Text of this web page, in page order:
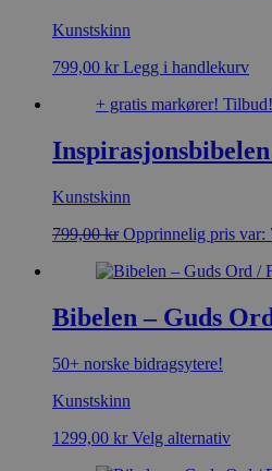
Kunstskinn
799,00 kr Legg i handlekurv
+ gratis markører! Tilbud!
Kunstskinn
799,00kr Opprinnelig pris var:
Bibelen – Guds
50+ norske bidragsytere!
Kunstskinn
1299,00 kr Velg alternativ